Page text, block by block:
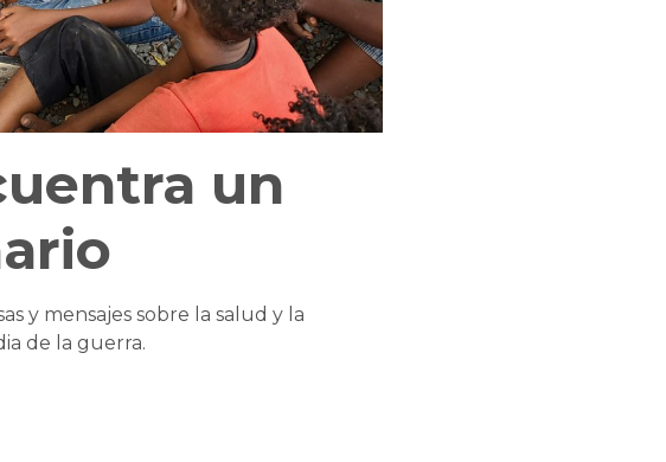
un
y mensajes sobre la salud y la
de la guerra.